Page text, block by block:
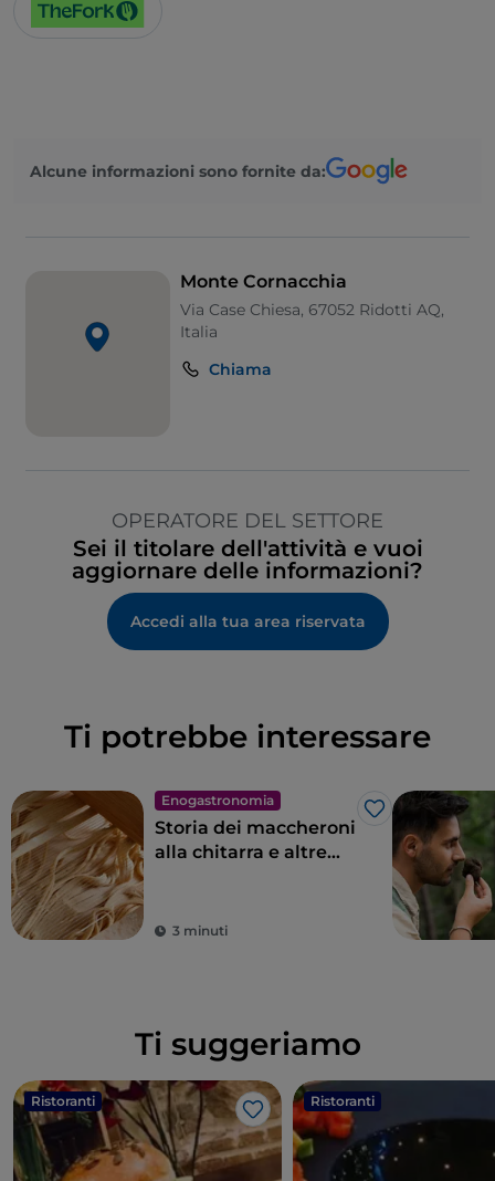
Alcune informazioni sono fornite da:
Monte Cornacchia
Via Case Chiesa, 67052 Ridotti AQ,
Italia
Chiama
OPERATORE DEL SETTORE
Sei il titolare dell'attività e vuoi
aggiornare delle informazioni?
Accedi alla tua area riservata
Ti potrebbe interessare
Enogastronomia
Like
Storia dei maccheroni
alla chitarra e altre
3 minuti
Ti suggeriamo
Ristoranti
Like
Ristoranti